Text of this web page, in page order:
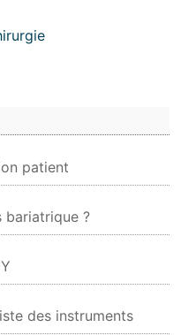
patient
bariatrique ?
des instruments